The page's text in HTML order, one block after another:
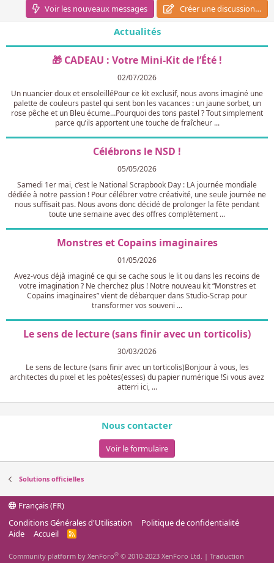
Voir les nouveaux messages Créer une discussion…
Actualités
🎁 CADEAU : Votre Mini-Kit de l’Été !
02/07/2026
Un nuancier doux et ensoleilléPour ce kit exclusif, nous avons imaginé une
palette de couleurs pastel qui sent bon les vacances : un jaune sorbet, un
rose pêche et un Bleu écume…Pourquoi des tons pastel ? Tout simplement
parce qu’ils apportent une touche de fraîcheur ...
Célébrons le NSD !
05/05/2026
Samedi 1er mai, c’est le National Scrapbook Day : LA journée mondiale
dédiée à notre passion ! Pour célébrer votre créativité, une seule journée ne
nous suffisait pas. Nous avons donc décidé de prolonger la fête pendant
toute une semaine avec des offres complètement ...
Monstres et Copains imaginaires
01/05/2026
Avez-vous déjà imaginé ce qui se cache sous le lit ou dans les recoins de
votre imagination ? Ne cherchez plus ! Notre nouveau kit “Monstres et
Copains imaginaires” vient de débarquer dans Studio-Scrap pour
transformer vos souveni ...
Le sens de lecture (sans finir avec un torticolis)​​
30/03/2026
Le sens de lecture (sans finir avec un torticolis)​​ Bonjour à vous, les
architectes du pixel et les poètes(esses) du papier numérique !Si vous avez
atterri ici, ...
Nous contacter
Voir le formulaire
Solutions officielles
Français (FR)
Conditions Générales d'Utilisation
Politique de confidentialité
Aide
Accueil
R
Community platform by XenForo® © 2010-2023 XenForo Ltd. | Traduction